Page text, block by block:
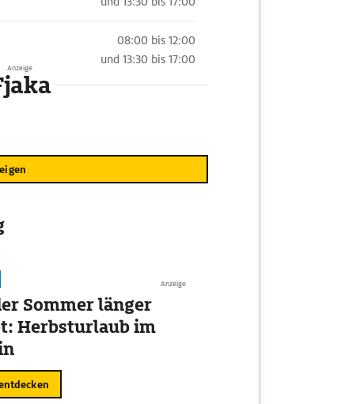
08:00 bis 12:00
und 13:30 bis 17:00
Anzeige
Anzeige
Sommer länger
Herbsturlaub im